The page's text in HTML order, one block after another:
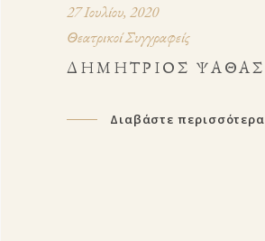
27 Ιουλίου, 2020
Θεατρικοί Συγγραφείς
ΔΗΜΉΤΡΙΟΣ ΨΑΘΆΣ
Διαβάστε περισσότερα